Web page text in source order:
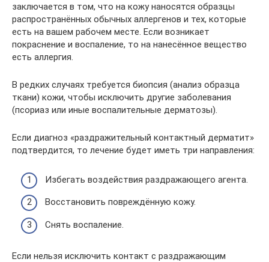
заключается в том, что на кожу наносятся образцы
распространённых обычных аллергенов и тех, которые
есть на вашем рабочем месте. Если возникает
покраснение и воспаление, то на нанесённое вещество
есть аллергия.
В редких случаях требуется биопсия (анализ образца
ткани) кожи, чтобы исключить другие заболевания
(псориаз или иные воспалительные дерматозы).
Если диагноз «раздражительный контактный дерматит»
подтвердится, то лечение будет иметь три направления:
Избегать воздействия раздражающего агента.
Восстановить повреждённую кожу.
Снять воспаление.
Если нельзя исключить контакт с раздражающим